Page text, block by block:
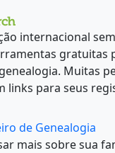
internacional
gratuitas
Muitas
links para seus
de Genealogia
mais sobre sua